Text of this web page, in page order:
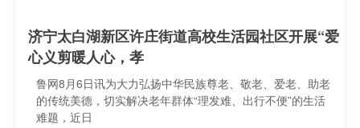
济宁太白湖新区许庄街道高校生活园社区开展“爱
心义剪暖人心，孝
鲁网8月6日讯为大力弘扬中华民族尊老、敬老、爱老、助老
的传统美德，切实解决老年群体“理发难、出行不便”的生活
难题，近日